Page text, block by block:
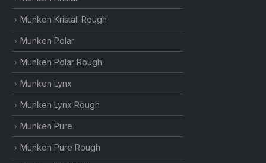
Munken Kristall Rough
Munken Polar
Munken Polar Rough
Munken Lynx
Munken Lynx Rough
Munken Pure
Munken Pure Rough